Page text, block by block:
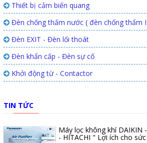
Thiết bị cảm biến quang
Đèn chống thấm nước ( đèn chống thấm
Đèn EXIT - Đèn lối thoát
Đèn khẩn cấp - Đèn sự cố
Khởi động từ - Contactor
TIN TỨC
Máy lọc không khí DAIKIN
- HITACHI " Lợi ích cho